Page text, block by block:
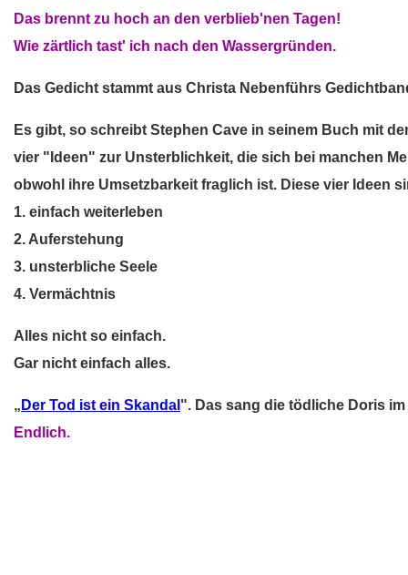
Das brennt zu hoch an den verblieb'nen Tagen!
Wie zärtlich tast' ich nach den Wassergründen.
Das Gedicht stammt aus Christa Nebenführs
Es gibt, so schreibt Stephen Cave in seinem Buch mit
vier "Ideen" zur Unsterblichkeit, die sich bei manchen
obwohl ihre Umsetzbarkeit fraglich ist. Diese vier Ideen
1. einfach weiterleben
2. Auferstehung
3. unsterbliche Seele
4. Vermächtnis
Alles nicht so einfach.
Gar nicht einfach alles.
„ Der Tod ist ein Skandal ". Das sang die tödliche Doris
Endlich.